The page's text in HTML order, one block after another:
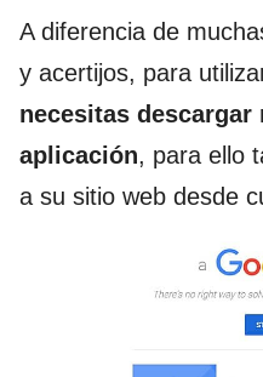
A diferencia de
y acertijos, para
necesitas
aplicación, para ello
a su sitio web desde